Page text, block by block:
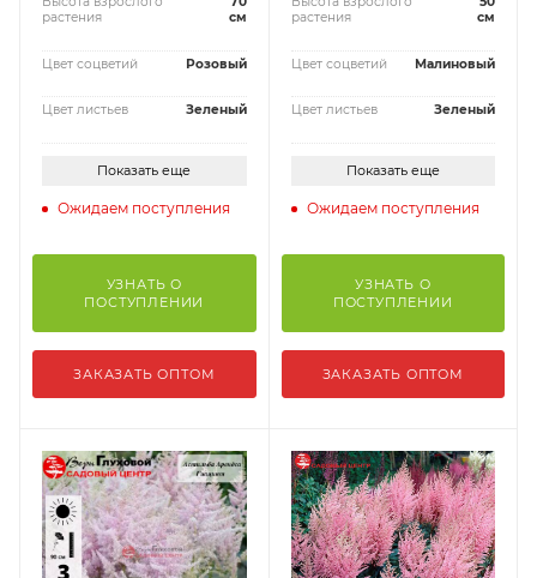
растения
см
Цвет соцветий Розовый
Цвет листьев Зеленый
Показать еще
Ожидаем поступления
УЗНАТЬ О
ПОСТУПЛЕНИИ
ЗАКАЗАТЬ ОПТОМ
растения
см
Цвет соцветий Малиновый
Цвет листьев Зеленый
Показать еще
Ожидаем поступления
УЗНАТЬ О
ПОСТУПЛЕНИИ
ЗАКАЗАТЬ ОПТОМ